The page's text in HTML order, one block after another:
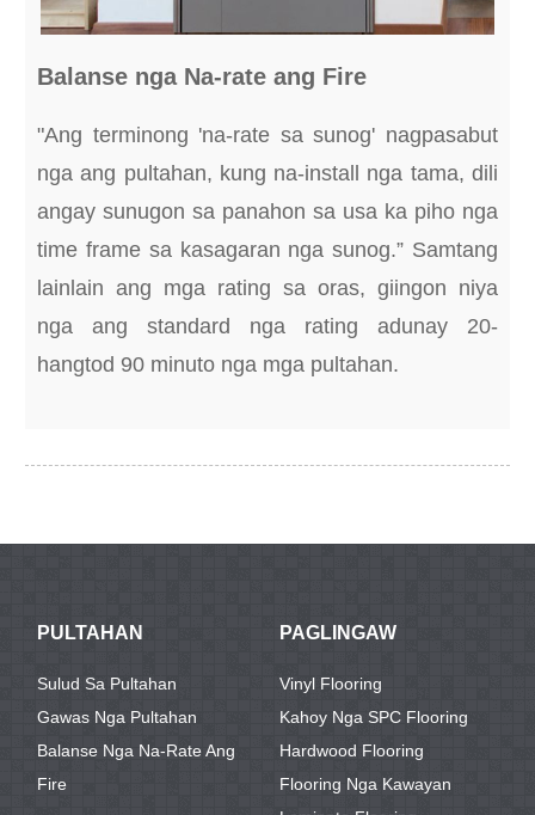
Balanse nga Na-rate ang Fire
"Ang terminong 'na-rate sa sunog' nagpasabut
nga ang pultahan, kung na-install nga tama, dili
angay sunugon sa panahon sa usa ka piho nga
time frame sa kasagaran nga sunog.” Samtang
lainlain ang mga rating sa oras, giingon niya
nga ang standard nga rating adunay 20-
hangtod 90 minuto nga mga pultahan.
PULTAHAN
Sulud Sa Pultahan
Gawas Nga Pultahan
Balanse Nga Na-Rate Ang
Fire
PAGLINGAW
Vinyl Flooring
Kahoy Nga SPC Flooring
Hardwood Flooring
Flooring Nga Kawayan